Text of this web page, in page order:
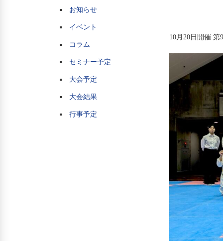
お知らせ
イベント
コラム
セミナー予定
大会予定
大会結果
行事予定
10月20日開催